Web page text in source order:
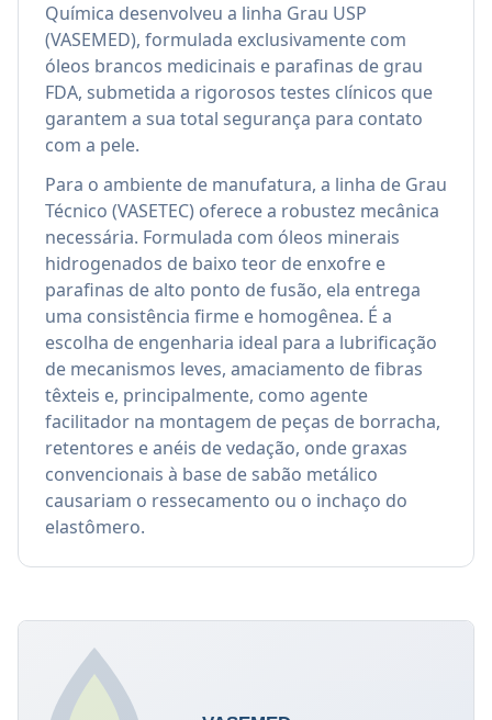
Química desenvolveu a linha Grau USP
(VASEMED), formulada exclusivamente com
óleos brancos medicinais e parafinas de grau
FDA, submetida a rigorosos testes clínicos que
garantem a sua total segurança para contato
com a pele.
Para o ambiente de manufatura, a linha de Grau
Técnico (VASETEC) oferece a robustez mecânica
necessária. Formulada com óleos minerais
hidrogenados de baixo teor de enxofre e
parafinas de alto ponto de fusão, ela entrega
uma consistência firme e homogênea. É a
escolha de engenharia ideal para a lubrificação
de mecanismos leves, amaciamento de fibras
têxteis e, principalmente, como agente
facilitador na montagem de peças de borracha,
retentores e anéis de vedação, onde graxas
convencionais à base de sabão metálico
causariam o ressecamento ou o inchaço do
elastômero.